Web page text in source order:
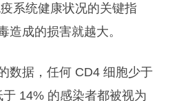
系统健康状况的关键指
造成的损害就越大。
数据，任何 CD4 细胞少于
14% 的感染者都被视为